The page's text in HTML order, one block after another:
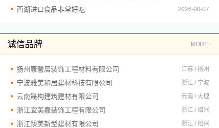
西湖进口食品非常好吃 2026-08-07
诚信品牌 MORE+
扬州康馨居装饰工程材料有限公司 江苏 / 扬州
宁波雅美和居建材科技有限公司 浙江 / 宁波
云南晟构建筑建材有限公司 云南 / 大理
浙江宜美嘉装饰工程有限公司 浙江 / 绍兴
浙江臻美新型建材有限公司 浙江 / 绍兴